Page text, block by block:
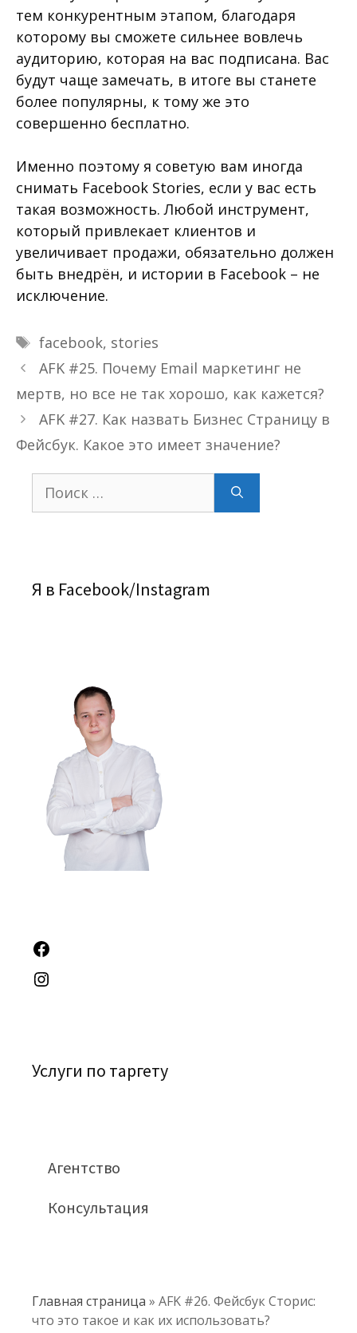
тем конкурентным этапом, благодаря
которому вы сможете сильнее вовлечь
аудиторию, которая на вас подписана. Вас
будут чаще замечать, в итоге вы станете
более популярны, к тому же это
совершенно бесплатно.
Именно поэтому я советую вам иногда
снимать Facebook Stories, если у вас есть
такая возможность. Любой инструмент,
который привлекает клиентов и
увеличивает продажи, обязательно должен
быть внедрён, и истории в Facebook – не
исключение.
Метки
facebook, stories
AFK #25. Почему Email маркетинг не
мертв, но все не так хорошо, как кажется?
AFK #27. Как назвать Бизнес Страницу в
Фейсбук. Какое это имеет значение?
Я в Facebook/Instagram
Услуги по таргету
Агентство
Консультация
Главная страница » AFK #26. Фейсбук Сторис:
что это такое и как их использовать?